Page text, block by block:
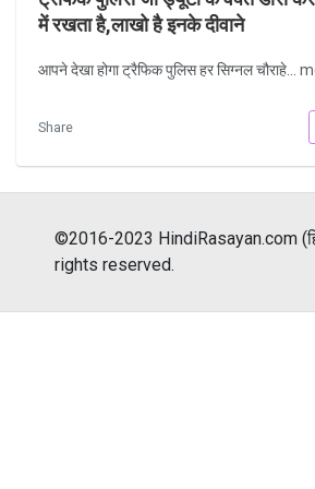
में रखता है,लाखो है इनके दीवाने
आपने देखा होगा ट्रैफिक पुलिस हर सिग्नल चौराहे...
Share
©2016-2023 HindiRasayan.com
rights reserved.